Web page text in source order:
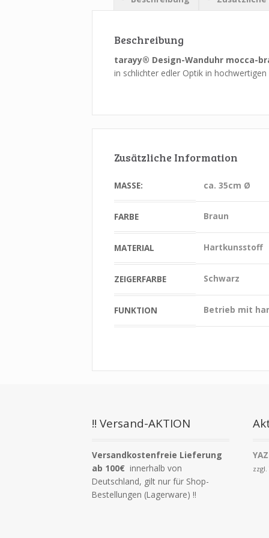
Beschreibung
tarayy® Design-Wanduhr mocca-
in schlichter edler Optik in
Zusätzliche Information
MASSE: ca. 35cm Ø
FARBE Braun
MATERIAL Hartkunsstoff
ZEIGERFARBE Schwarz
FUNKTION Betrieb mit
!! Versand-AKTION
Versandkostenfreie Lieferung
ab 100€ innerhalb von
Deutschland, gilt nur für Shop-
Bestellungen (Lagerware) !!
zzgl.